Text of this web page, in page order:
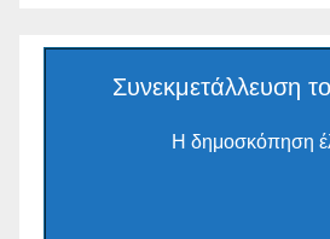
Συνεκμετάλλευση
Η δημοσκόπηση